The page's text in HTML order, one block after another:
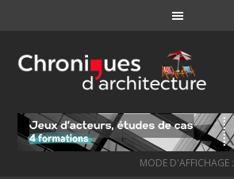
MODE D'AFFICHAGE :